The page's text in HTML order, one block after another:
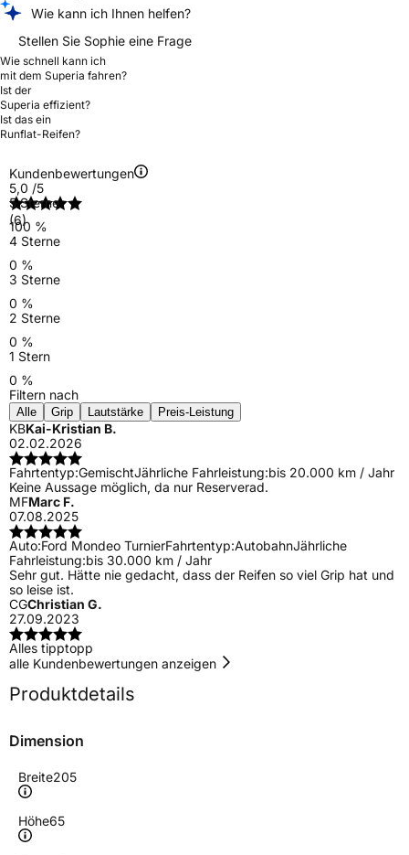
Wie kann ich Ihnen helfen?
Stellen Sie Sophie eine Frage
Wie schnell kann ich
mit dem Superia fahren?
Ist der
Superia effizient?
Ist das ein
Runflat-Reifen?
Kundenbewertungen
5,0 /5
(6)
5 Sterne
100 %
4 Sterne
0 %
3 Sterne
0 %
2 Sterne
0 %
1 Stern
0 %
Filtern nach
Alle Grip Lautstärke Preis-Leistung
KBKai-Kristian B.
02.02.2026
Fahrtentyp:GemischtJährliche Fahrleistung:bis 20.000 km / Jahr
Keine Aussage möglich, da nur Reserverad.
MFMarc F.
07.08.2025
Auto:Ford Mondeo TurnierFahrtentyp:AutobahnJährliche
Fahrleistung:bis 30.000 km / Jahr
Sehr gut. Hätte nie gedacht, dass der Reifen so viel Grip hat und
so leise ist.
CGChristian G.
27.09.2023
Alles tipptopp
alle Kundenbewertungen anzeigen
Produktdetails
Dimension
Breite205
Höhe65